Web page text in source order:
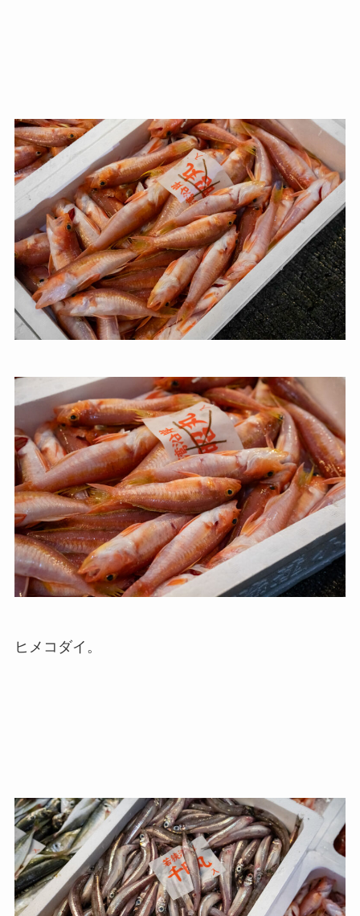
ヒメコダイ。